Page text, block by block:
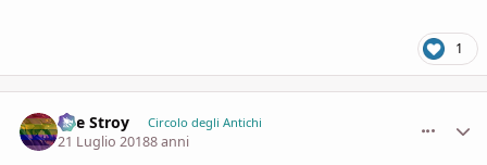
1
The Stroy Circolo degli Antichi
21 Luglio 20188 anni